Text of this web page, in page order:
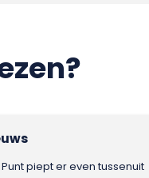
Punt piept er even tussenuit